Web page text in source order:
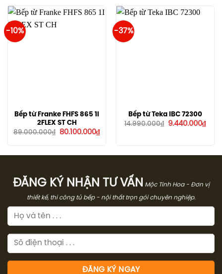
15.742.000₫.
-10%
Bếp từ Franke FHFS 865 1I
2FLEX ST CH
89.000.000₫
Giá
80.100.000₫Giá
hiện
80.100.000₫.
-37%
Bếp từ Teka IBC 72300
14.990.000₫
Giá
9.440.000₫Giá
hiện
ĐĂNG KÝ NHẬN TƯ VẤN Mộc Tinh Hoa - Đơn vị
thiết kế, thi công tủ bếp - nội thất trọn gói chuyên nghiệp.